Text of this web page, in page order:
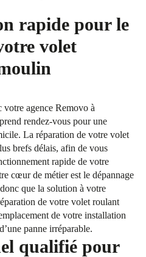
rapide pour le
volet
votre agence Removo à
rendez-vous pour une
La réparation de votre volet
brefs délais, afin de vous
rapide de votre
cœur de métier est le dépannage
que la solution à votre
de votre volet roulant
de votre installation
panne irréparable.
qualifié pour